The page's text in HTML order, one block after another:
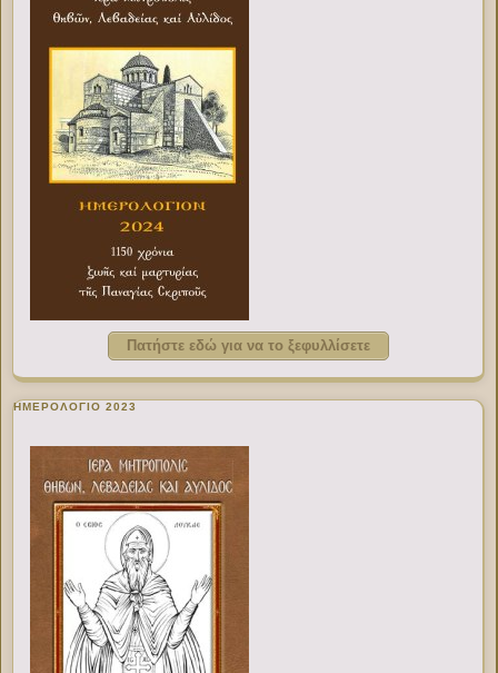
Πατήστε εδώ για να το ξεφυλλίσετε
ΗΜΕΡΟΛΟΓΙΟ 2023